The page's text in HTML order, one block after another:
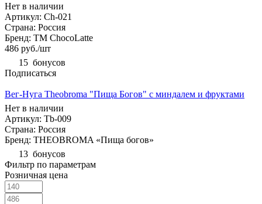
Нет в наличии
Артикул: Ch-021
Страна: Россия
Бренд: ТМ ChocoLatte
486 руб./шт
15 бонусов
Подписаться
Вег-Нуга Theobroma "Пища Богов" с миндалем и фруктами
Нет в наличии
Артикул: Tb-009
Страна: Россия
Бренд: THEOBROMA «Пища богов»
13 бонусов
Фильтр по параметрам
Розничная цена